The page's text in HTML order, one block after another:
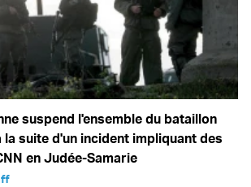
suspend l'ensemble du bataillon
la suite d'un incident impliquant des
en Judée-Samarie